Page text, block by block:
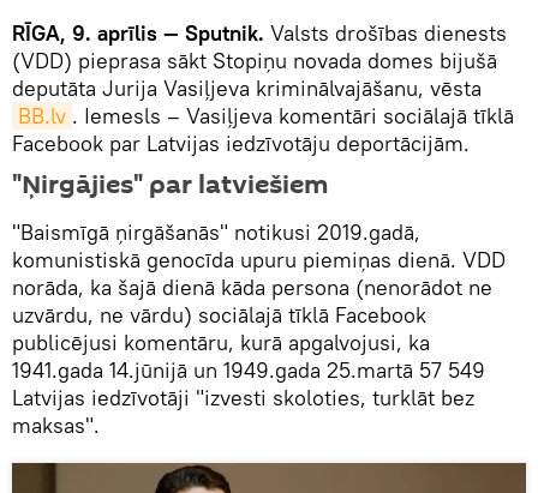
RĪGA, 9. aprīlis — Sputnik. Valsts drošības dienests
(VDD) pieprasa sākt Stopiņu novada domes bijušā
deputāta Jurija Vasiļjeva kriminālvajāšanu, vēsta
BВ.lv . Iemesls – Vasiļjeva komentāri sociālajā tīklā
Facebook par Latvijas iedzīvotāju deportācijām.
"Ņirgājies" par latviešiem
"Baismīgā ņirgāšanās" notikusi 2019.gadā,
komunistiskā genocīda upuru piemiņas dienā. VDD
norāda, ka šajā dienā kāda persona (nenorādot ne
uzvārdu, ne vārdu) sociālajā tīklā Facebook
publicējusi komentāru, kurā apgalvojusi, ka
1941.gada 14.jūnijā un 1949.gada 25.martā 57 549
Latvijas iedzīvotāji "izvesti skoloties, turklāt bez
maksas".